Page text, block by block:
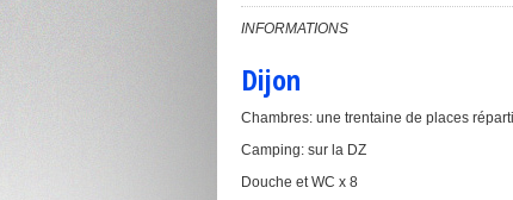
INFORMATIONS
Dijon
Chambres: une trentaine de places
Camping: sur la DZ
Douche et WC x 8